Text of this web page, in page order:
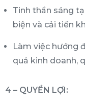
Tinh thần sáng
biện và cải tiến
Làm việc hướng
quả kinh doanh,
4 – QUYỀN LỢI: